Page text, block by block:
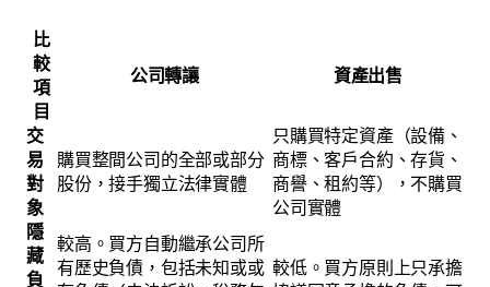
比
較
項
目
公司轉讓 資產出售
交
易
對
象
購買整間公司的全部或部分
股份，接手獨立法律實體
只購買特定資產（設備、
商標、客戶合約、存貨、
商譽、租約等），不購買
公司實體
隱
藏
負
較高。買方自動繼承公司所
有歷史負債，包括未知或或 較低。買方原則上只承擔